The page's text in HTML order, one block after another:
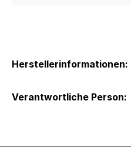
Herstellerinformationen:
Verantwortliche Person: